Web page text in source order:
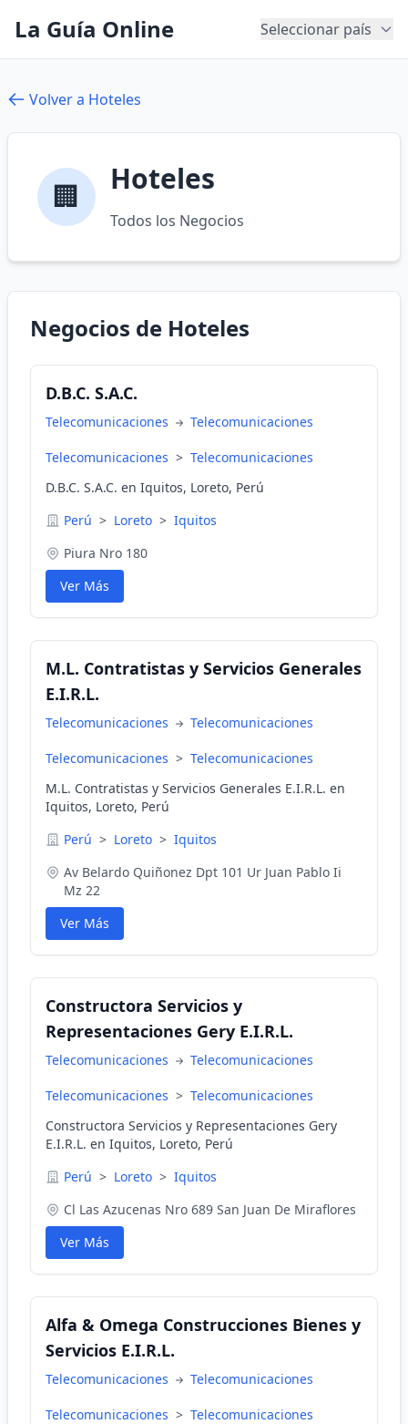
La Guía Online Seleccionar país
Volver a Hoteles
🏢 Hoteles
Todos los Negocios
Negocios de Hoteles
D.B.C. S.A.C.
Telecomunicaciones Telecomunicaciones
Telecomunicaciones > Telecomunicaciones
D.B.C. S.A.C. en Iquitos, Loreto, Perú
Perú > Loreto > Iquitos
Piura Nro 180
Ver Más
M.L. Contratistas y Servicios Generales
E.I.R.L.
Telecomunicaciones Telecomunicaciones
Telecomunicaciones > Telecomunicaciones
M.L. Contratistas y Servicios Generales E.I.R.L. en
Iquitos, Loreto, Perú
Perú > Loreto > Iquitos
Av Belardo Quiñonez Dpt 101 Ur Juan Pablo Ii
Mz 22
Ver Más
Constructora Servicios y
Representaciones Gery E.I.R.L.
Telecomunicaciones Telecomunicaciones
Telecomunicaciones > Telecomunicaciones
Constructora Servicios y Representaciones Gery
E.I.R.L. en Iquitos, Loreto, Perú
Perú > Loreto > Iquitos
Cl Las Azucenas Nro 689 San Juan De Miraflores
Ver Más
Alfa & Omega Construcciones Bienes y
Servicios E.I.R.L.
Telecomunicaciones Telecomunicaciones
Telecomunicaciones > Telecomunicaciones